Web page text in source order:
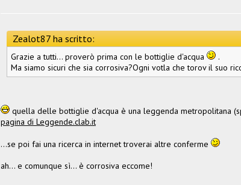
Zealot87 ha scritto:
Grazie a tutti... proverò prima con le bottiglie d'acqua
.
Ma siamo sicuri che sia corrosiva?Ogni votla che torov il suo
quella delle bottiglie d'acqua è una leggenda metropolitana
pagina di Leggende.clab.it
...se poi fai una ricerca in internet troverai altre conferme
ah... e comunque sì... è corrosiva eccome!